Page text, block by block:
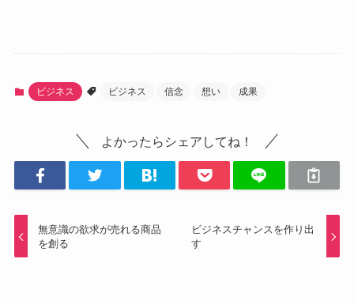
ビジネス ビジネス 信念 想い 成果
よかったらシェアしてね！
無意識の欲求が売れる商品
を創る
ビジネスチャンスを作り出
す